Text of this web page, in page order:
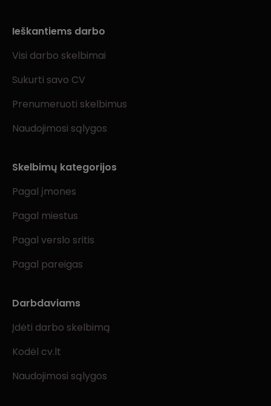
Ieškantiems darbo
Visi darbo skelbimai
Sukurti savo CV
Prenumeruoti skelbimus
Naudojimosi sąlygos
Skelbimų kategorijos
Pagal įmones
Pagal miestus
Pagal verslo sritis
Pagal pareigas
Darbdaviams
Įdėti darbo skelbimą
Kodėl cv.lt
Naudojimosi sąlygos